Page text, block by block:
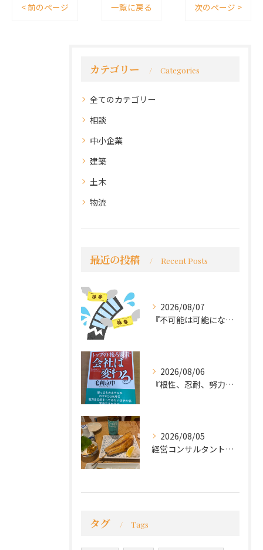
< 前のページ 一覧に戻る 次のページ >
カテゴリー Categories
全てのカテゴリー
相談
中小企業
建築
土木
物流
最近の投稿 Recent Posts
2026/08/07
『不可能は可能になる』
2026/08/06
『根性、忍耐、努力という言葉は死語なのか』
2026/08/05
経営コンサルタントのモーちゃん・毛利京申です。
タグ Tags